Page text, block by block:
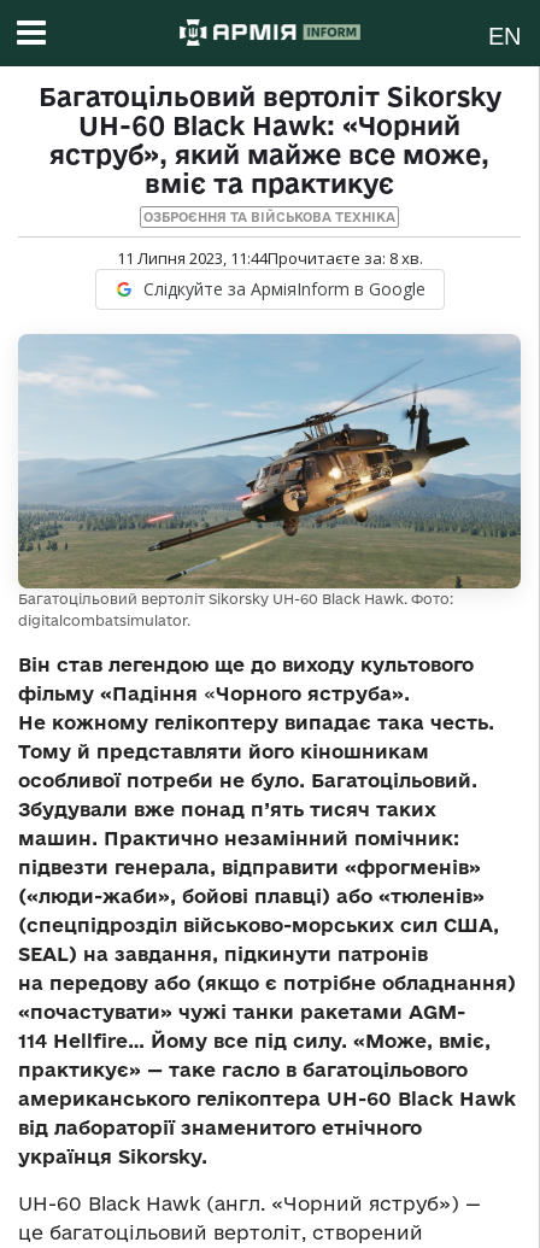
EN
Багатоцільовий вертоліт Sikorsky
UH-60 Black Hawk: «Чорний
яструб», який майже все може,
вміє та практикує
ОЗБРОЄННЯ ТА ВІЙСЬКОВА ТЕХНІКА
11 Липня 2023, 11:44Прочитаєте за: 8хв.
Слідкуйте за АрміяInform в Google
Багатоцільовий вертоліт Sikorsky UH-60 Black Hawk. Фото:
digitalcombatsimulator.
Він став легендою ще до виходу культового
фільму «Падіння «Чорного яструба».
Не кожному гелікоптеру випадає така честь.
Тому й представляти його кіношникам
особливої потреби не було. Багатоцільовий.
Збудували вже понад п’ять тисяч таких
машин. Практично незамінний помічник:
підвезти генерала, відправити «фрогменів»
(«люди-жаби», бойові плавці) або «тюленів»
(спецпідрозділ військово-морських сил США,
SEAL) на завдання, підкинути патронів
на передову або (якщо є потрібне обладнання)
«почастувати» чужі танки ракетами AGM-
114 Hellfire… Йому все під силу. «Може, вміє,
практикує» — таке гасло в багатоцільового
американського гелікоптера UH-60 Black Hawk
від лабораторії знаменитого етнічного
українця Sikorsky.
UH-60 Black Hawk (англ. «Чорний яструб») —
це багатоцільовий вертоліт, створений